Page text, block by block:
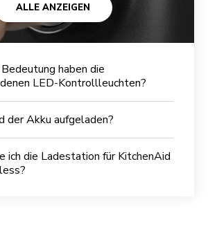
ALLE ANZEIGEN
haben die
LED-Kontrollleuchten?
der Akku aufgeladen?
ich die Ladestation für KitchenAid